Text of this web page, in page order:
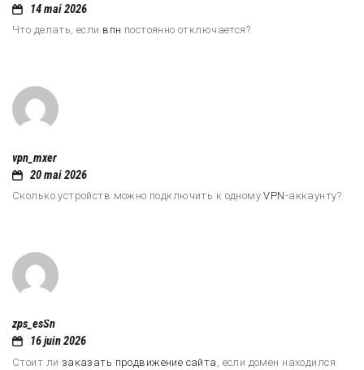
14 mai 2026
Что делать, если впн постоянно отключается?
vpn_mxer
20 mai 2026
Сколько устройств можно подключить к одномуVPN-аккаунту?
zps_esSn
16 juin 2026
Стоит ли заказать продвижение сайта , если домен находился